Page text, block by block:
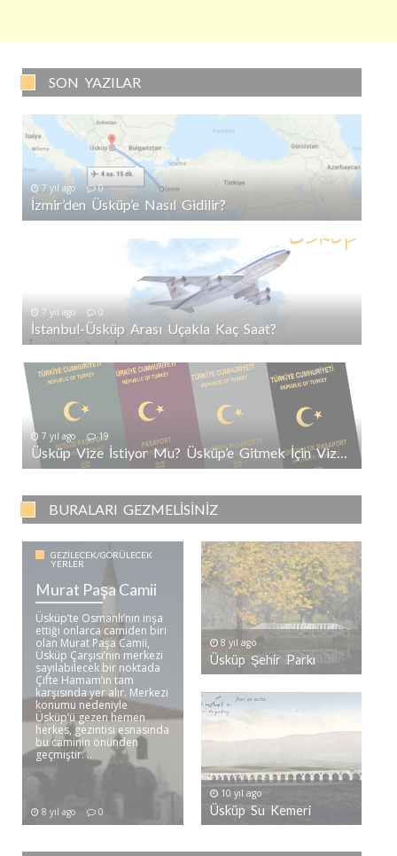
SON YAZILAR
7 yıl ago 0
İzmir’den Üsküp’e Nasıl Gidilir?
7 yıl ago 0
İstanbul-Üsküp Arası Uçakla Kaç Saat?
7 yıl ago 19
Üsküp Vize İstiyor Mu? Üsküp’e Gitmek İçin Vize Gerekli Mi?
BURALARI GEZMELISINIZ
GEZILECEK/GÖRÜLECEK
YERLER
Murat Paşa Camii
Üsküp’te Osmanlı’nın inşa
ettiği onlarca camiden biri
olan Murat Paşa Camii,
Üsküp Çarşısı’nın merkezi
sayılabilecek bir noktada
Çifte Hamam’ın tam
karşısında yer alır. Merkezi
konumu nedeniyle
Üsküp’ü gezen hemen
herkes, gezintisi esnasında
bu caminin önünden
geçmiştir. ..
8 yıl ago 0
8 yıl ago
Üsküp Şehir Parkı
10 yıl ago
Üsküp Su Kemeri